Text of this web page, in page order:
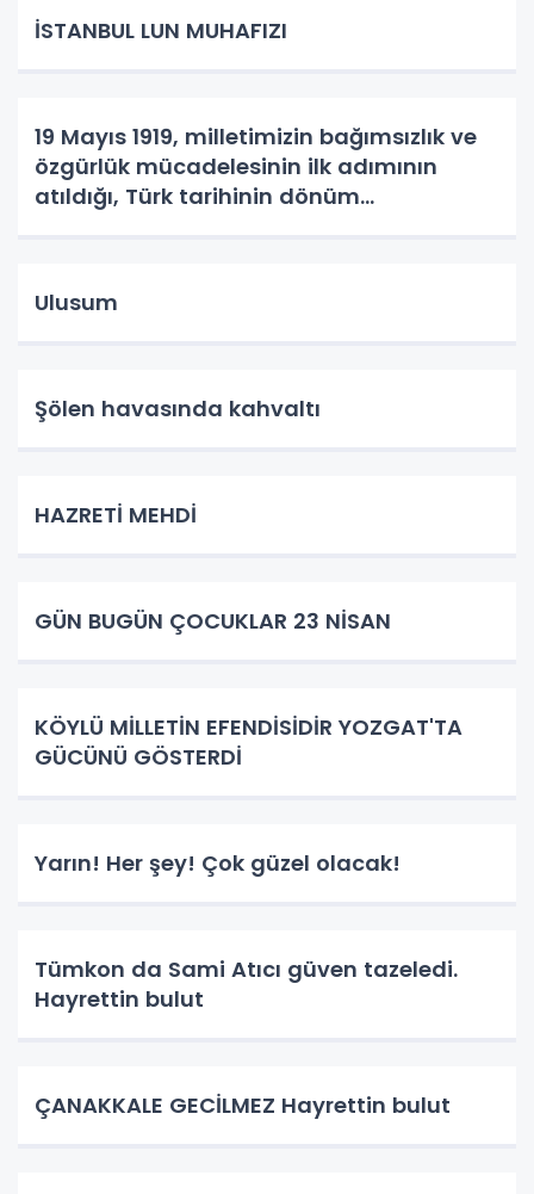
İSTANBUL LUN MUHAFIZI
19 Mayıs 1919, milletimizin bağımsızlık ve
özgürlük mücadelesinin ilk adımının
atıldığı, Türk tarihinin dönüm
Ulusum
Şölen havasında kahvaltı
HAZRETİ MEHDİ
GÜN BUGÜN ÇOCUKLAR 23 NİSAN
KÖYLÜ MİLLETİN EFENDİSİDİR YOZGAT'TA
GÜCÜNÜ GÖSTERDİ
Yarın! Her şey! Çok güzel olacak!
Tümkon da Sami Atıcı güven tazeledi.
Hayrettin bulut
ÇANAKKALE GECİLMEZ Hayrettin bulut